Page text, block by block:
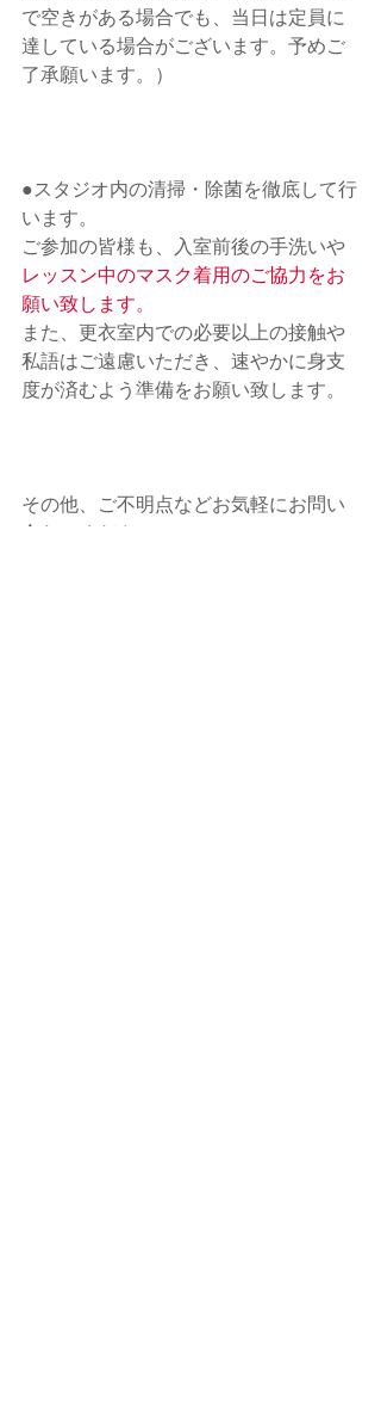
で空きがある場合でも、当日は定員に
達している場合がございます。予めご
了承願います。）
●スタジオ内の清掃・除菌を徹底して行
います。
ご参加の皆様も、入室前後の手洗いや
レッスン中のマスク着用のご協力をお
願い致します。
また、 更衣室内での必要以上の接触や
私語はご遠慮いただき、速やかに身支
度が済むよう準備をお願い致します。
その他、ご不明点などお気軽にお問い
合わせください。